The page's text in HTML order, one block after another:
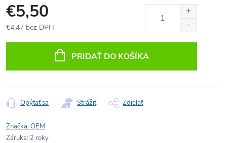
€5,50
€4,47 bez DPH
PRIDAŤ DO KOŠÍKA
Opýtať sa Strážiť Zdieľať
Značka:OEM
Záruka: 2 roky